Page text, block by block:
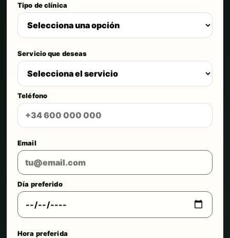
Tipo de clínica
Servicio que deseas
Teléfono
Email
Día preferido
Hora preferida